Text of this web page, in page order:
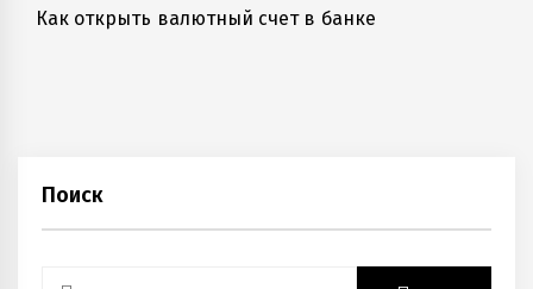
Next
Как открыть валютный счет в банке
Поиск
Найти: